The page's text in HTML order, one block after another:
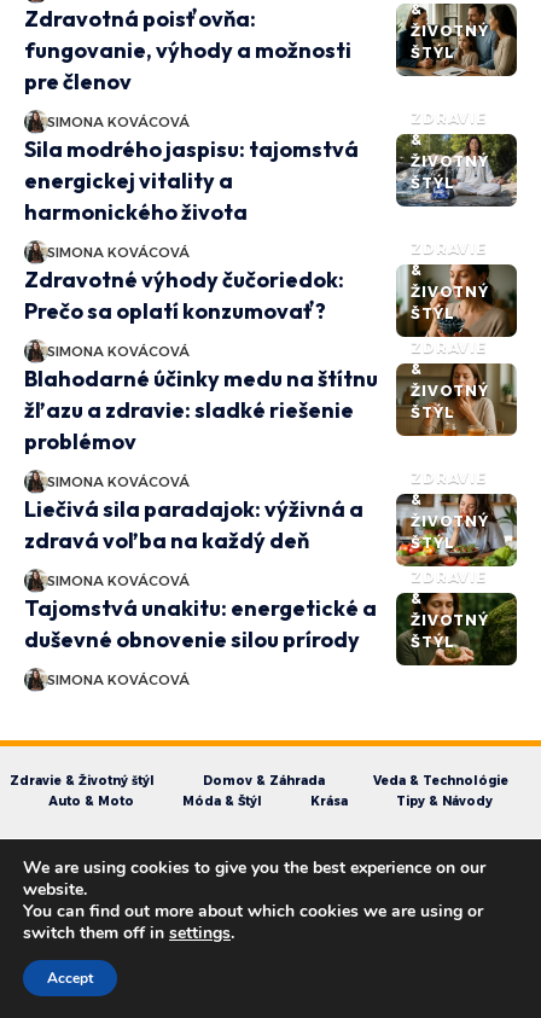
&
ŽIVOTNÝ
ŠTÝL
Zdravotná poisťovňa:
fungovanie, výhody a možnosti
pre členov
SIMONA KOVÁCOVÁ
ZDRAVIE
&
ŽIVOTNÝ
ŠTÝL
Sila modrého jaspisu: tajomstvá
energickej vitality a
harmonického života
SIMONA KOVÁCOVÁ
ZDRAVIE
&
ŽIVOTNÝ
ŠTÝL
Zdravotné výhody čučoriedok:
Prečo sa oplatí konzumovať?
SIMONA KOVÁCOVÁ
ZDRAVIE
&
ŽIVOTNÝ
ŠTÝL
Blahodarné účinky medu na štítnu
žľazu a zdravie: sladké riešenie
problémov
SIMONA KOVÁCOVÁ
ZDRAVIE
&
ŽIVOTNÝ
ŠTÝL
Liečivá sila paradajok: výživná a
zdravá voľba na každý deň
SIMONA KOVÁCOVÁ
ZDRAVIE
&
ŽIVOTNÝ
ŠTÝL
Tajomstvá unakitu: energetické a
duševné obnovenie silou prírody
SIMONA KOVÁCOVÁ
Zdravie & Životný štýl Domov & Záhrada
Veda & Technológie
Auto & Moto
Móda & Štýl Krása Tipy & Návody
Časopis MonoGramSK - Moderné myšlienky,
večné hodnoty
We are using cookies to give you the best experience on our
website.
You can find out more about which cookies we are using or
switch them off in settings.
Accept